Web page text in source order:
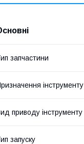
запчастини
інструменту
приводу інструменту
запуску